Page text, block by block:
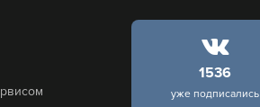
1536
уже подписались